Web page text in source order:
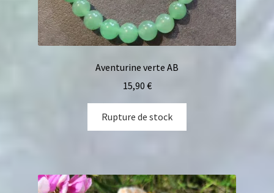
Aventurine verte AB
15,90 €
Rupture de stock